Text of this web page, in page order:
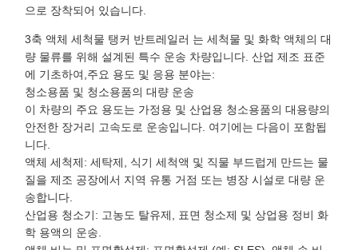
으로 장착되어 있습니다.
3축 액체 세척물 탱커 반트레일러 는 세척물 및 화학 액체의 대
량 물류를 위해 설계된 특수 운송 차량입니다. 산업 제조 표준
에 기초하여,주요 용도 및 응용 분야는:
청소용품 및 청소용품의 대량 운송
이 차량의 주요 용도는 가정용 및 산업용 청소용품의 대용량의
안전한 장거리 고속도로 운송입니다. 여기에는 다음이 포함됩
니다.
액체 세척제: 세탁제, 식기 세척액 및 직물 부드럽게 만드는 물
질을 제조 공장에서 지역 유통 거점 또는 병장 시설로 대량 운
송합니다.
산업용 청소기: 고농도 탈유제, 표면 청소제 및 상업용 정비 화
학 용액의 운송.